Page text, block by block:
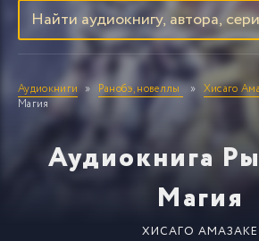
Аудиокниги Ранобэ, новеллы Хисаго
Магия
Аудиокнига
Магия
ХИСАГО АМАЗАКЕ